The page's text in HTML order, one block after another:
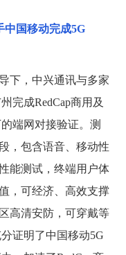
中国移动完成5G
下，中兴通讯与多家
完成RedCap商用及
端网对接验证。测
，包含语音、移动性
能测试，终端用户体
，可经济、高效支撑
高清安防，可穿戴等
证明了中国移动5G